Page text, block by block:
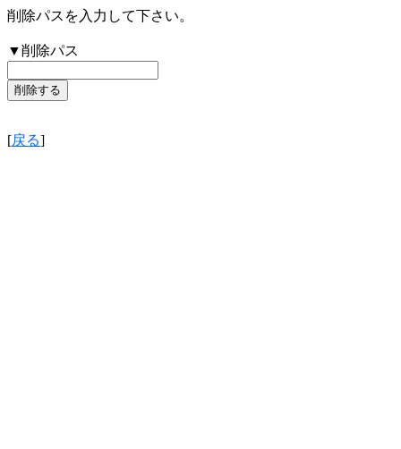
削除パスを入力して下さい。
▼削除パス
[戻る]